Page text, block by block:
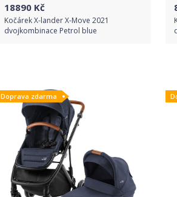
18890 Kč
Kočárek X-lander X-Move 2021
dvojkombinace Petrol blue
Detail produktu
Doprava zdarma